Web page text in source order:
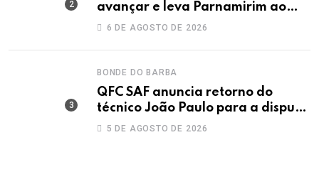
avançar e leva Parnamirim ao
maior IDEB da história dos anos
6 DE AGOSTO DE 2026
BONDE DO BARBA
QFC SAF anuncia retorno do
técnico João Paulo para a disputa
da elite do Campeonato Potiguar
5 DE AGOSTO DE 2026